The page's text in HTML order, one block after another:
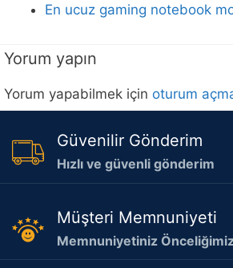
En ucuz gaming notebook
Yorum yapın
Yorum yapabilmek için oturum
Güvenilir Gönderim
Hızlı ve güvenli gönderim
Müşteri Memnuniyeti
Memnuniyetiniz